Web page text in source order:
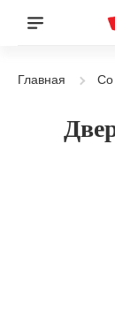
Главная Со